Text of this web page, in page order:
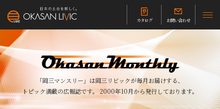
カタログ お問い合わせ
「岡三マンスリー」は岡三リビックが毎月お届けする、
トピック満載の広報誌です。2000年10月から発行しております。